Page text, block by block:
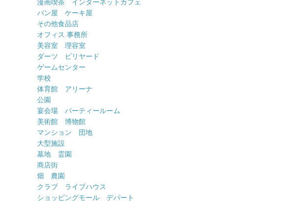
漫画喫茶 インターネットカフェ
パン屋 ケーキ屋
その他食品店
オフィス 事務所
美容室 理容室
ダーツ ビリヤード
ゲームセンター
学校
体育館 アリーナ
公園
宴会場 パーティールーム
美術館 博物館
マンション 団地
大型施設
墓地 霊園
商店街
畑 農園
クラブ ライブハウス
ショッピングモール デパート